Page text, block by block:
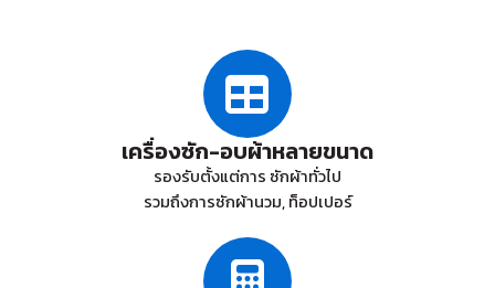
เครื่องซัก-อบผ้าหลายขนาด
รองรับตั้งแต่การ ซักผ้าทั่วไป
รวมถึงการซักผ้านวม, ท็อปเปอร์